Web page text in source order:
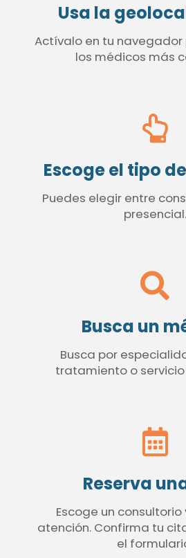
Usa la
Actívalo en tu
los médicos más
Escoge el tipo
Puedes elegir entre
presencial.
Busca un
Busca por
tratamiento o
Reserva
Escoge un
atención. Confirma tu
el